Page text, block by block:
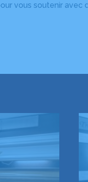
vous soutenir avec